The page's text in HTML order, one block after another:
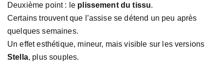
Deuxième point : le plissement du tissu.
Certains trouvent que l’assise se détend un peu après
quelques semaines.
Un effet esthétique, mineur, mais visible sur les versions
Stella, plus souples.